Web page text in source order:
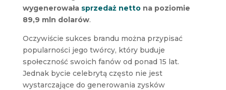
wygenerowała sprzedaż nettona poziomie
89,9 mln dolarów.
Oczywiście sukces brandu można przypisać
popularności jego twórcy, który buduje
społeczność swoich fanów od ponad 15 lat.
Jednak bycie celebrytą często nie jest
wystarczające do generowania zysków